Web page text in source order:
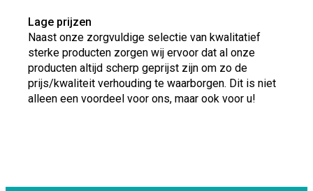
Lage prijzen
Naast onze zorgvuldige selectie van kwalitatief
sterke producten zorgen wij ervoor dat al onze
producten altijd scherp geprijst zijn om zo de
prijs/kwaliteit verhouding te waarborgen. Dit is niet
alleen een voordeel voor ons, maar ook voor u!